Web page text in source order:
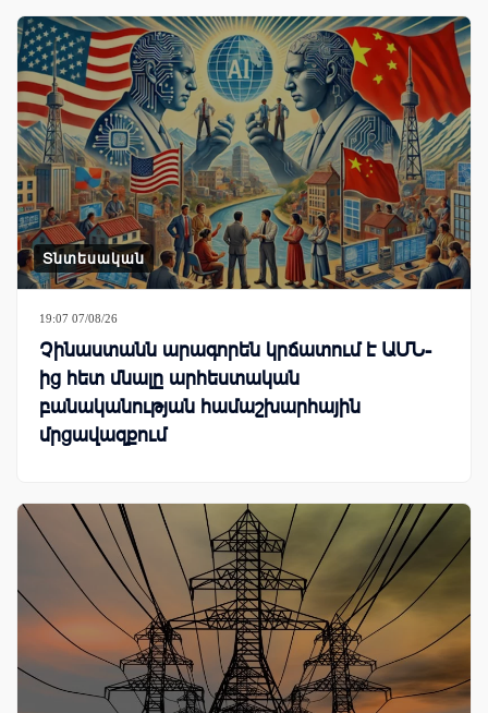
Տնտեսական
19:07 07/08/26
Չինաստանն արագորեն կրճատում է ԱՄՆ-
ից հետ մնալը արհեստական
բանականության համաշխարհային
մրցավազքում